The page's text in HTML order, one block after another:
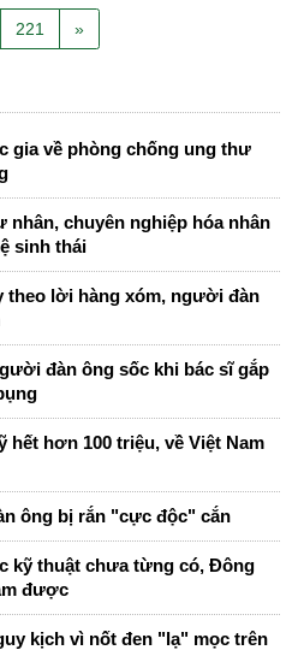
221 »
gia về phòng chống ung thư
chuyên nghiệp hóa nhân
sinh thái
theo lời hàng xóm, người đàn
đàn ông sốc khi bác sĩ gắp
hơn 100 triệu, về Việt Nam
ông bị rắn "cực độc" cắn
kỹ thuật chưa từng có, Đông
được
kịch vì nốt đen "lạ" mọc trên